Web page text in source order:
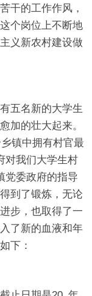
干的工作作风，
个岗位上不断地
义新农村建设做
五名新的大学生
加的壮大起来。
镇中拥有村官最
对我们大学生村
党委政府的指导
到了锻炼，无论
步，也取得了一
了新的血液和年
下：